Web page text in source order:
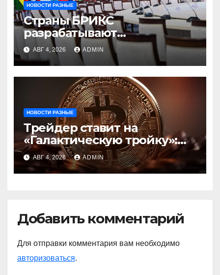
НОВОСТИ РАЗНЫЕ
Страны БРИКС
разрабатывают
инфраструктуру на базе
цифровых валют
центробанков
АВГ 4, 2026 ADMIN
НОВОСТИ РАЗНЫЕ
Трейдер ставит на
«Галактическую тройку»:
Circle, Coinbase и ETH
АВГ 4, 2026 ADMIN
Добавить комментарий
Для отправки комментария вам необходимо
авторизоваться.